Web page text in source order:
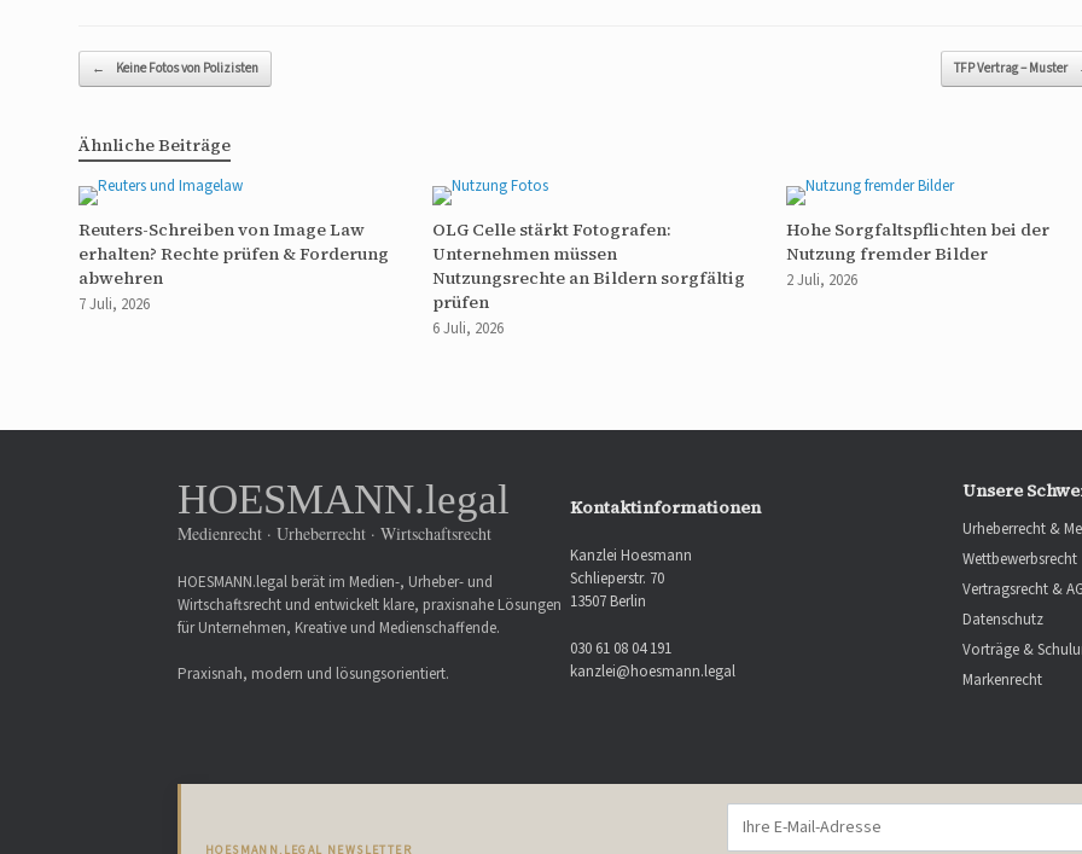
Beitragsnavigation
← Keine Fotos von Polizisten TFP Vertrag – Muster
Ähnliche Beiträge
Reuters-Schreiben von Image Law
erhalten? Rechte prüfen & Forderung
abwehren
7 Juli, 2026
OLG Celle stärkt Fotografen:
Unternehmen müssen
Nutzungsrechte an Bildern sorgfältig
prüfen
6 Juli, 2026
Hohe Sorgfaltspflichten bei der
Nutzung fremder Bilder
2 Juli, 2026
HOESMANN.legal
Medienrecht · Urheberrecht · Wirtschaftsrecht
HOESMANN.legal berät im Medien-, Urheber- und
Wirtschaftsrecht und entwickelt klare, praxisnahe Lösungen
für Unternehmen, Kreative und Medienschaffende.
Praxisnah, modern und lösungsorientiert.
Kontaktinformationen
Kanzlei Hoesmann
Schlieperstr. 70
13507 Berlin
030 61 08 04 191
kanzlei@hoesmann.legal
Unsere
Urheberrecht &
Wettbewerbsrecht
Vertragsrecht &
Datenschutz
Vorträge &
Markenrecht
HOESMANN.LEGAL NEWSLETTER